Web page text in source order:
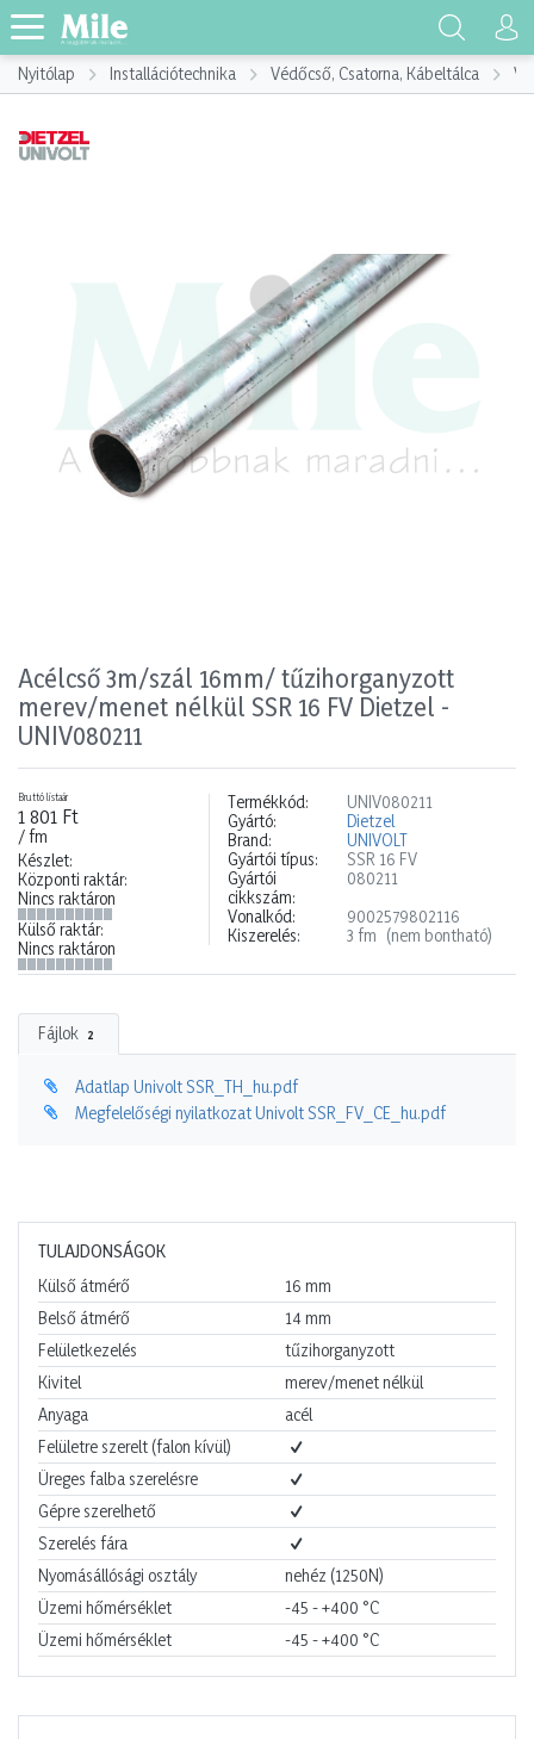
Nyitólap Installációtechnika Védőcső, Csatorna, Kábeltálca
Acélcső 3m/szál 16mm/ tűzihorganyzott
merev/menet nélkül SSR 16 FV Dietzel -
UNIV080211
Bruttó listaár
1 801 Ft
/ fm
Készlet:
Központi raktár:
Nincs raktáron
Külső raktár:
Nincs raktáron
Termékkód:
UNIV080211
Gyártó:
Dietzel
Brand:
UNIVOLT
Gyártói típus:
SSR 16 FV
Gyártói
cikkszám:
080211
Vonalkód:
9002579802116
Kiszerelés:
3 fm (nem bontható)
Fájlok 2
Adatlap Univolt SSR_TH_hu.pdf
Megfelelőségi nyilatkozat Univolt SSR_FV_CE_hu.pdf
TULAJDONSÁGOK
Külső átmérő
16 mm
Belső átmérő
14 mm
Felületkezelés
tűzihorganyzott
Kivitel
merev/menet nélkül
Anyaga
acél
Felületre szerelt (falon kívül)
Üreges falba szerelésre
Gépre szerelhető
Szerelés fára
Nyomásállósági osztály
nehéz (1250N)
Üzemi hőmérséklet
-45 - +400 °C
Üzemi hőmérséklet
-45 - +400 °C